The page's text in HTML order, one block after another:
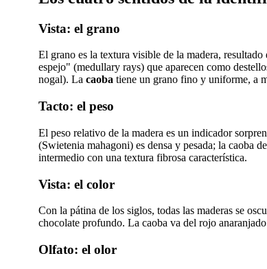
Vista: el grano
El grano es la textura visible de la madera,
espejo" (medullary rays) que aparecen como
nogal). La caoba tiene un grano fino y uniforme, a
Tacto: el peso
El peso relativo de la madera es un indicador
(Swietenia mahagoni) es densa y pesada; la caoba
intermedio con una textura fibrosa característica.
Vista: el color
Con la pátina de los siglos, todas las maderas se
chocolate profundo. La caoba va del rojo
Olfato: el olor